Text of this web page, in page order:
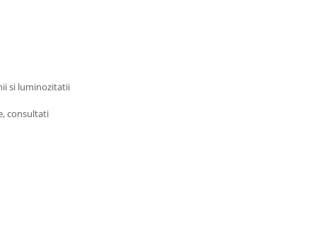
si luminozitatii
consultati